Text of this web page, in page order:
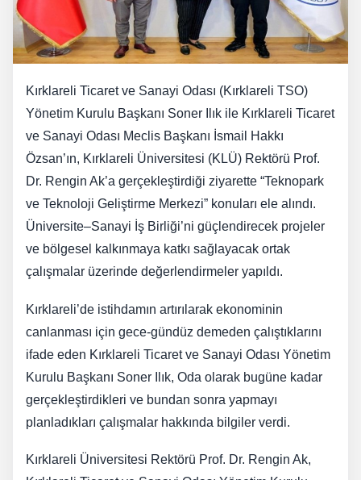
Kırklareli Ticaret ve Sanayi Odası (Kırklareli TSO)
Yönetim Kurulu Başkanı Soner Ilık ile Kırklareli Ticaret
ve Sanayi Odası Meclis Başkanı İsmail Hakkı
Özsan’ın, Kırklareli Üniversitesi (KLÜ) Rektörü Prof.
Dr. Rengin Ak’a gerçekleştirdiği ziyarette “Teknopark
ve Teknoloji Geliştirme Merkezi” konuları ele alındı.
Üniversite–Sanayi İş Birliği’ni güçlendirecek projeler
ve bölgesel kalkınmaya katkı sağlayacak ortak
çalışmalar üzerinde değerlendirmeler yapıldı.
Kırklareli’de istihdamın artırılarak ekonominin
canlanması için gece-gündüz demeden çalıştıklarını
ifade eden Kırklareli Ticaret ve Sanayi Odası Yönetim
Kurulu Başkanı Soner Ilık, Oda olarak bugüne kadar
gerçekleştirdikleri ve bundan sonra yapmayı
planladıkları çalışmalar hakkında bilgiler verdi.
Kırklareli Üniversitesi Rektörü Prof. Dr. Rengin Ak,